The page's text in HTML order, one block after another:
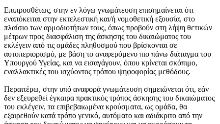
Επιπροσθέτως, στην εν λόγω γνωμάτευση επισημαίνεται ότι
εναπόκειται στην εκτελεστική και/ή νομοθετική εξουσία, στο
πλαίσιο των αρμοδιοτήτων τους, όπως προβούν στη λήψη θετικών
μέτρων προς διασφάλιση της άσκησης του δικαιώματος του
εκλέγειν από τις ομάδες πληθυσμού που βρίσκονται σε
αυτοπεριορισμό, με βάση το αναφερόμενο πιο πάνω διάταγμα του
Υπουργού Υγείας, και να εισαγάγουν, όπου κρίνεται σκόπιμο,
εναλλακτικές του ισχύοντος τρόπου ψηφοφορίας μεθόδους.
Περαιτέρω, στην υπό αναφορά γνωμάτευση σημειώνεται ότι, εάν
δεν εξευρεθεί έγκαιρα πρακτικός τρόπος άσκησης του δικαιώματος
του εκλέγειν, τα επιβεβαιωμένα κρούσματα, ως ομάδα, θα
εξαιρεθούν κατά τρόπο γενικό, αυτόματο και αδιάκριτο από την